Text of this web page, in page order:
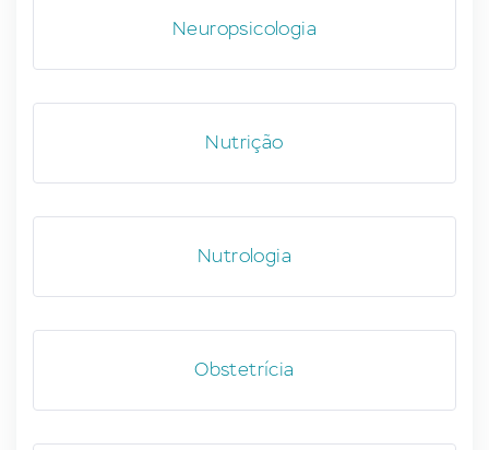
Neuropsicologia
Nutrição
Nutrologia
Obstetrícia